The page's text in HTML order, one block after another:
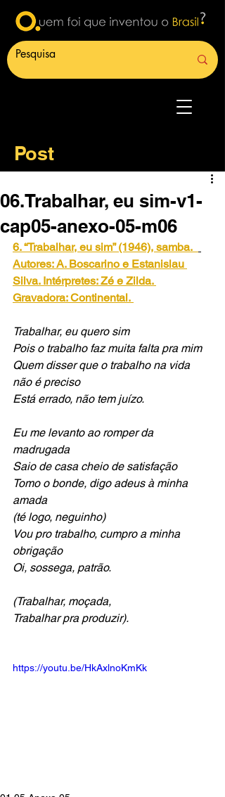
Post
06.Trabalhar, eu sim-v1-
cap05-anexo-05-m06
6. “Trabalhar, eu sim” (1946), samba.
Autores: A. Boscarino e Estanislau
Silva. Intérpretes: Zé e Zilda.
Gravadora: Continental.
Trabalhar, eu quero sim
Pois o trabalho faz muita falta pra mim
Quem disser que o trabalho na vida
não é preciso
Está errado, não tem juízo.
Eu me levanto ao romper da
madrugada
Saio de casa cheio de satisfação
Tomo o bonde, digo adeus à minha
amada
(té logo, neguinho)
Vou pro trabalho, cumpro a minha
obrigação
Oi, sossega, patrão.
(Trabalhar, moçada,
Trabalhar pra produzir).
https://youtu.be/HkAxlnoKmKk